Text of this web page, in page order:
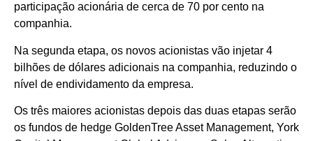
participação acionária de cerca de 70 por cento na
companhia.
Na segunda etapa, os novos acionistas vão injetar 4
bilhões de dólares adicionais na companhia, reduzindo o
nível de endividamento da empresa.
Os três maiores acionistas depois das duas etapas serão
os fundos de hedge GoldenTree Asset Management, York